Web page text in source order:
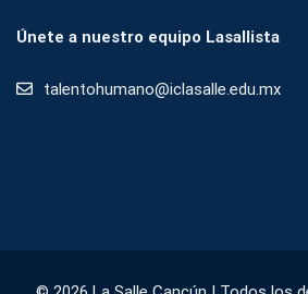
Únete a nuestro equipo Lasallista
talentohumano@iclasalle.edu.mx